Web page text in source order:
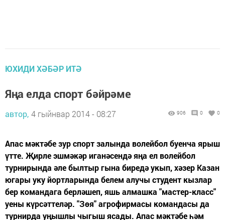
ЮХИДИ ХӘБӘР ИТӘ
Яңа елда спорт бәйрәме
автор, 4 гыйнвар 2014 - 08:27 906 0 0
Апас мәктәбе зур спорт залында волейбол буенча ярыш
үтте. Җирле эшмәкәр иганәсендә яңа ел волейбол
турнирында әле былтыр гына биредә укып, хәзер Казан
югары уку йортларында белем алучы студент кызлар
бер командага берләшеп, яшь алмашка "мастер-класс"
уены күрсәттеләр. "Зөя" агрофирмасы командасы да
турнирда уңышлы чыгыш ясады. Апас мәктәбе һәм